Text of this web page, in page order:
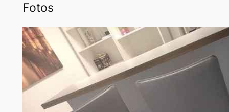
Fotos